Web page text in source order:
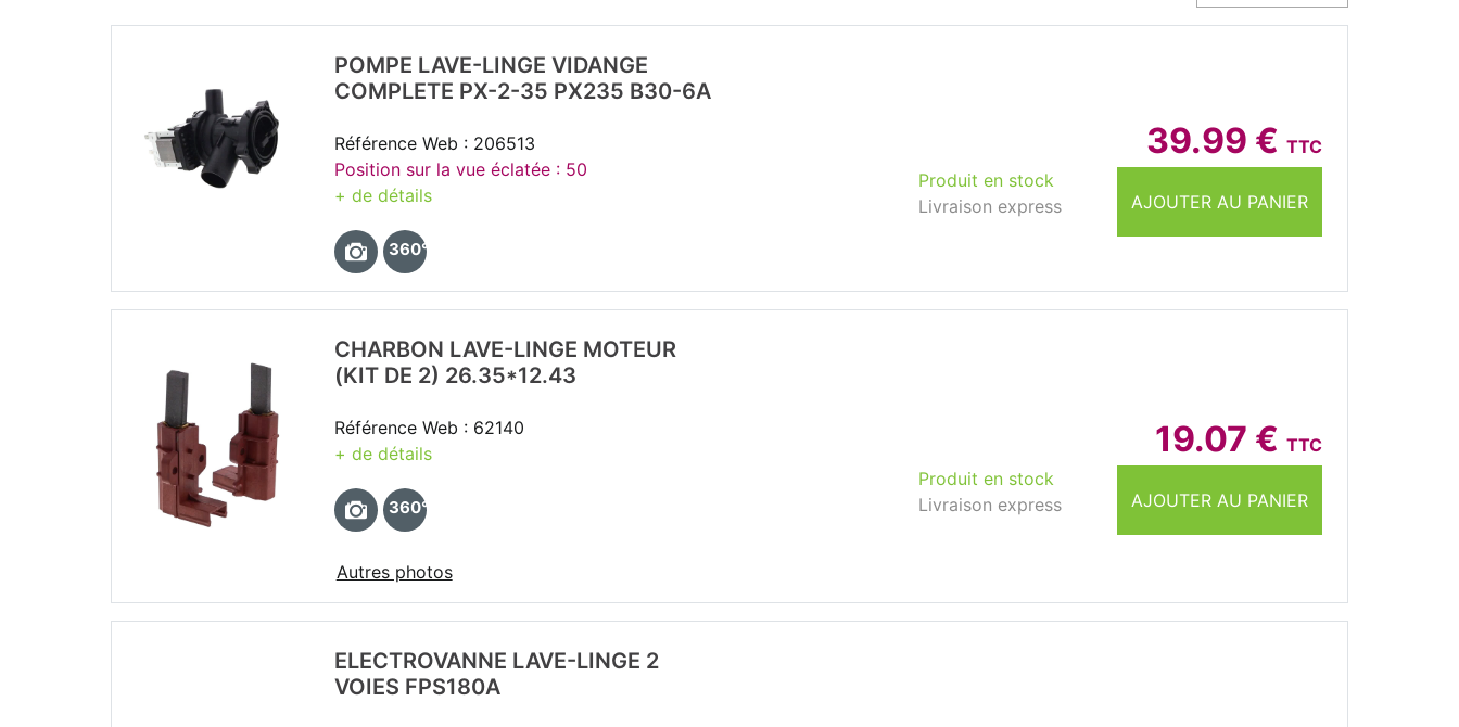
39.99 € TTC
AJOUTER AU PANIER
Produit en stock
Livraison express
POMPE LAVE-LINGE VIDANGE
COMPLETE PX-2-35 PX235 B30-6A
Référence Web : 206513
Position sur la vue éclatée : 50
+ de détails
360°
19.07 € TTC
AJOUTER AU PANIER
Produit en stock
Livraison express
CHARBON LAVE-LINGE MOTEUR
(KIT DE 2) 26.35*12.43
Référence Web : 62140
+ de détails
360°
Autres photos
ELECTROVANNE LAVE-LINGE 2
VOIES FPS180A